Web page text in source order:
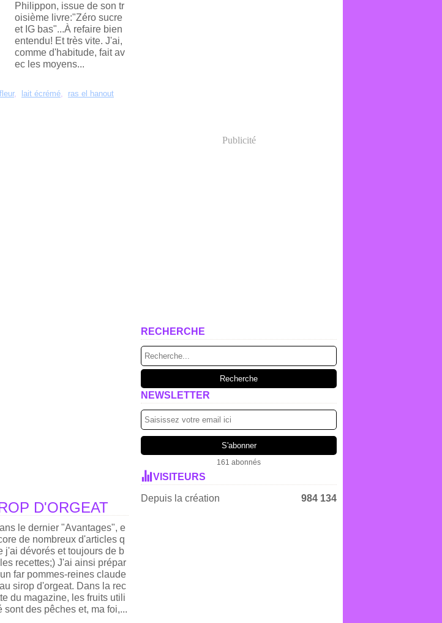
Philippon, issue de son tr
oisième livre:"Zéro sucre
et IG bas"...À refaire bien
entendu! Et très vite. J'ai,
comme d'habitude, fait av
ec les moyens...
, lait écrémé, ras el hanout
D'ORGEAT
le dernier "Avantages", e
de nombreux d'articles q
j'ai dévorés et toujours de b
recettes;) J'ai ainsi prépar
far pommes-reines claude
sirop d'orgeat. Dans la rec
du magazine, les fruits utili
sont des pêches et, ma foi,...
Publicité
RECHERCHE
NEWSLETTER
161 abonnés
VISITEURS
Depuis la création 984 134